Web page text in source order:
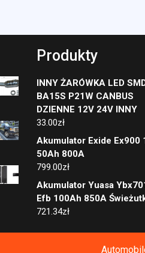
Produkty
INNY ŻARÓWKA LED
BA15S P21W CANBUS
DZIENNE 12V 24V INNY
33.00zł
Akumulator Exide Ex900
50Ah 800A
799.00zł
Akumulator Yuasa
Efb 100Ah 850A
721.34zł